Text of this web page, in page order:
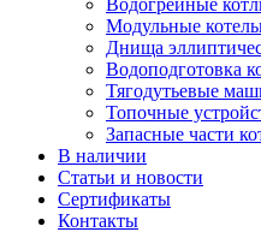
Модульные
Днища
Водоподготовка
Тягодутьевые
Топочные
Запасные части
В наличии
Статьи и новости
Сертификаты
Контакты